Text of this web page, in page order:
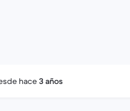
hace3 años